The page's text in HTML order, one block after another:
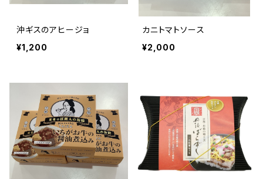
沖ギスのアヒージョ
¥1,200
カニトマトソース
¥2,000